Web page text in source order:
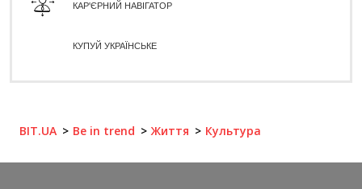
КАР'ЄРНИЙ НАВІГАТОР
КУПУЙ УКРАЇНСЬКЕ
BIT.UA Be in trend Життя Культура